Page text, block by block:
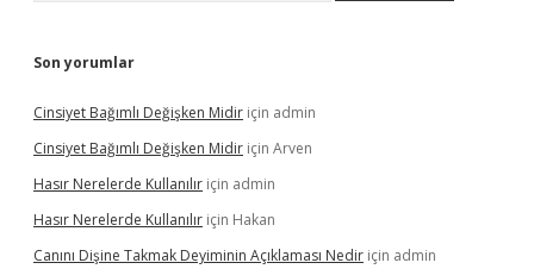
Son yorumlar
Cinsiyet Bağımlı Değişken Midir için admin
Cinsiyet Bağımlı Değişken Midir için Arven
Hasır Nerelerde Kullanılır için admin
Hasır Nerelerde Kullanılır için Hakan
Canını Dişine Takmak Deyiminin Açıklaması Nedir için admin